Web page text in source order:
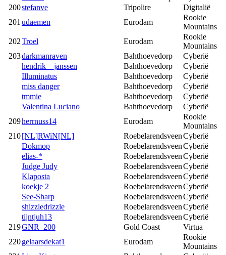
200stefanve Tripolire
Digitalië
201udaemen Eurodam
Rookie
Mountains
202Troel Eurodam
Rookie
Mountains
203darkmanraven Bahthoevedorp
Cyberië
hendrik__janssen
Bahthoevedorp
Cyberië
Illuminatus
Bahthoevedorp
Cyberië
miss danger
Bahthoevedorp
Cyberië
tmmie
Bahthoevedorp
Cyberië
Valentina Luciano
Bahthoevedorp
Cyberië
209herrnuss14 Eurodam
Rookie
Mountains
210 [NL]RWiN[NL] RoebelarendsveenCyberië
Dokmop
RoebelarendsveenCyberië
elias-*
RoebelarendsveenCyberië
Judge Judy
RoebelarendsveenCyberië
Klaposta
RoebelarendsveenCyberië
koekje 2
RoebelarendsveenCyberië
See-Sharp
RoebelarendsveenCyberië
shizzledrizzle
RoebelarendsveenCyberië
tijntjuh13
RoebelarendsveenCyberië
219GNR_200 Gold Coast
Virtua
220gelaarsdekat1 Eurodam
Rookie
Mountains